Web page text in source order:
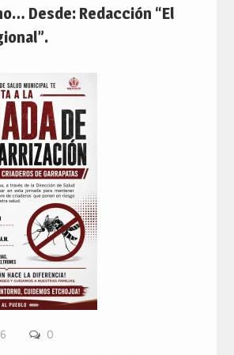
Desde: Redacción “El
0